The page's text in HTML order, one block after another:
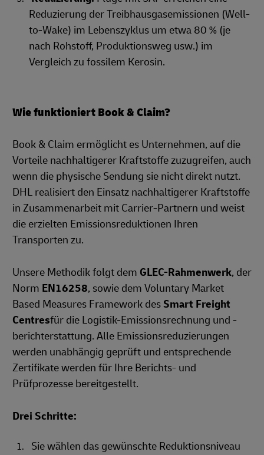
Reduzierung der Treibhausgasemissionen (Well-
to-Wake) im Lebenszyklus um etwa 80 % (je
nach Rohstoff, Produktionsweg usw.) im
Vergleich zu fossilem Kerosin.
Wie funktioniert Book & Claim?
Book & Claim ermöglicht es Unternehmen, auf die
Vorteile nachhaltigerer Kraftstoffe zuzugreifen, auch
wenn die physische Sendung sie nicht direkt nutzt.
DHL realisiert den Einsatz nachhaltigerer Kraftstoffe
in Zusammenarbeit mit Carrier‑Partnern und weist
die erzielten Emissionsreduktionen Ihren
Transporten zu.
Unsere Methodik folgt dem GLEC-Rahmenwerk, der
Norm EN16258, sowie dem Voluntary Market
Based Measures Framework desSmart Freight
Centresfür die Logistik-Emissionsrechnung und -
berichterstattung. Alle Emissionsreduzierungen
werden unabhängig geprüft und entsprechende
Zertifikate werden für Ihre Berichts‑ und
Prüfprozesse bereitgestellt.
Drei Schritte:
Sie wählen das gewünschte Reduktionsniveau